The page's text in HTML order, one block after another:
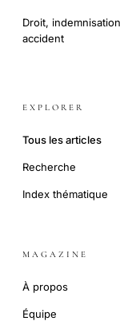
Droit,
accident
EXPLORER
Tous les articles
Recherche
Index thématique
MAGAZINE
À propos
Équipe